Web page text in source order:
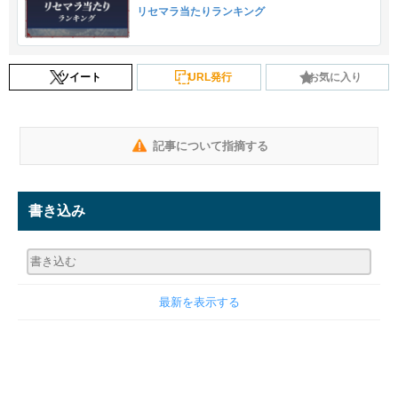
リセマラ当たりランキング
ツイート URL発行 お気に入り
記事について指摘する
書き込み
最新を表示する